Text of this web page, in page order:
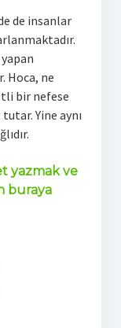
de insanlar
Hoca, ne
bir nefese
Yine aynı
yazmak ve
buraya